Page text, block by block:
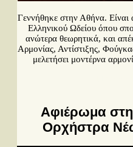
Γεννήθηκε στην Αθήνα. Είναι
Ελληνικού Ωδείου όπου
ανώτερα θεωρητικά, και
Αρμονίας, Αντίστιξης,
μελετήσει μοντέρνα
Αφιέρωμα
Ορχήστρα